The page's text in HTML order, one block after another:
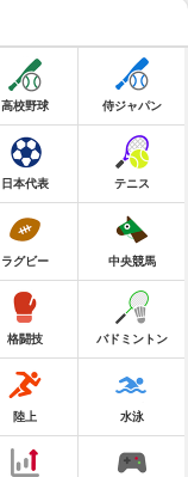
高校野球 侍ジャパン
日本代表 テニス
ラグビー 中央競馬
格闘技 バドミントン
陸上 水泳